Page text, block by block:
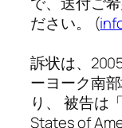
ださい。 (
訴状は、
ーヨーク南
り、 被告は
States of